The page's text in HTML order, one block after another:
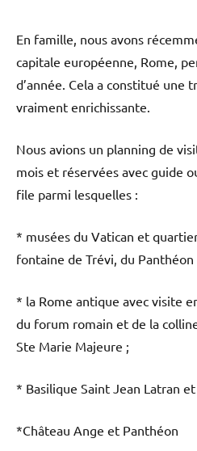
En famille, nous avons
capitale européenne, Rome,
d’année. Cela a constitué une
vraiment enrichissante.
Nous avions un planning de
mois et réservées avec guide
file parmi lesquelles :
* musées du Vatican et
fontaine de Trévi, du Panthéon
* la Rome antique avec visite
du forum romain et de la
Ste Marie Majeure ;
* Basilique Saint Jean Latran
*Château Ange et Panthéon